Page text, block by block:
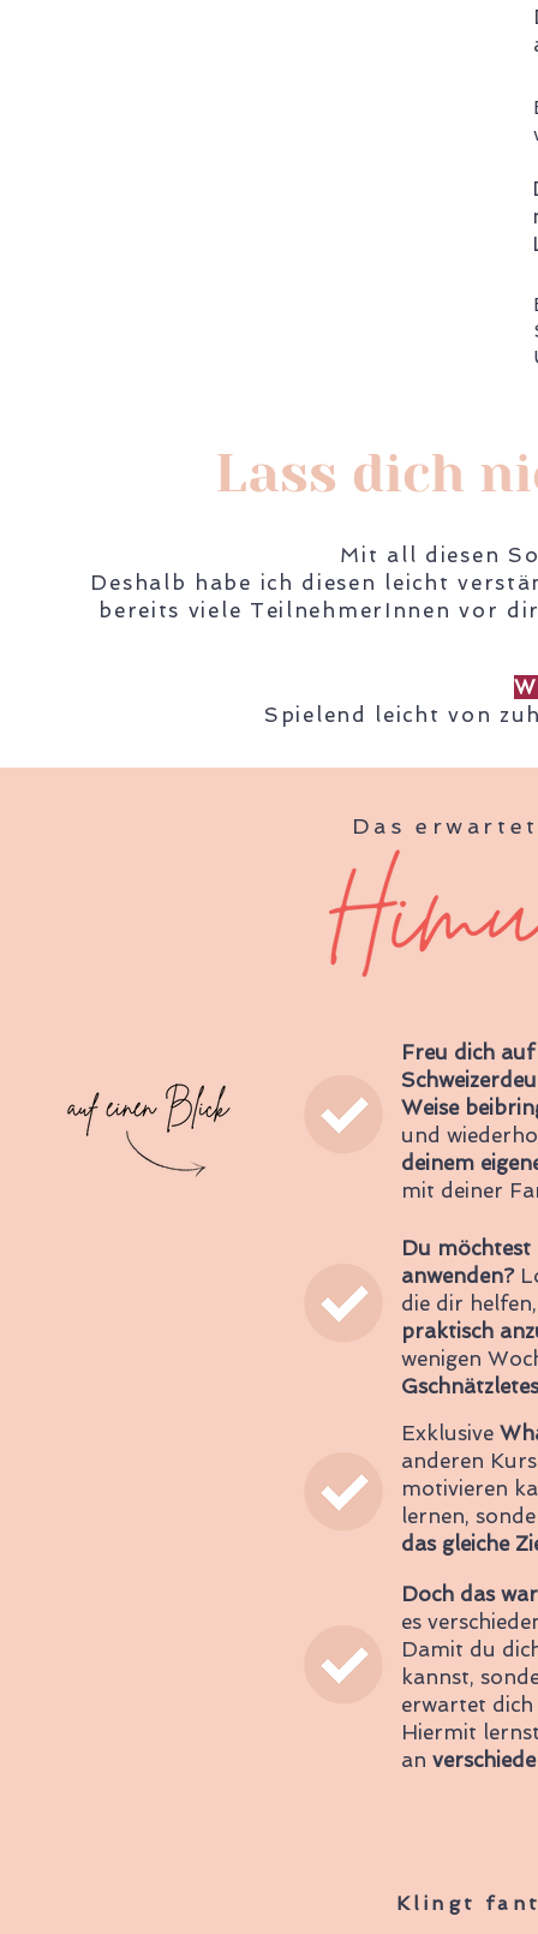
Lass dich
Mit all diesen
Deshalb habe ich diesen leicht
bereits viele TeilnehmerInnen vor
Spielend leicht von
Freu dich
Weise
und
deinem
mit deiner
Du möchtest
anwenden?
die dir
praktisch
wenigen
Exklusive
anderen
motivieren
lernen,
das gleiche
Doch das
es
Damit du
kannst,
erwartet
Hiermit
an
Das
Klingt